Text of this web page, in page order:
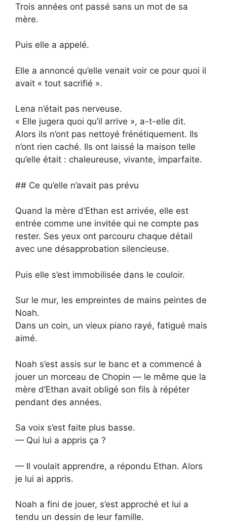
Trois années ont passé sans un mot de sa
mère.
Puis elle a appelé.
Elle a annoncé qu’elle venait voir ce pour quoi il
avait « tout sacrifié ».
Lena n’était pas nerveuse.
« Elle jugera quoi qu’il arrive », a-t-elle dit.
Alors ils n’ont pas nettoyé frénétiquement. Ils
n’ont rien caché. Ils ont laissé la maison telle
qu’elle était : chaleureuse, vivante, imparfaite.
## Ce qu’elle n’avait pas prévu
Quand la mère d’Ethan est arrivée, elle est
entrée comme une invitée qui ne compte pas
rester. Ses yeux ont parcouru chaque détail
avec une désapprobation silencieuse.
Puis elle s’est immobilisée dans le couloir.
Sur le mur, les empreintes de mains peintes de
Noah.
Dans un coin, un vieux piano rayé, fatigué mais
aimé.
Noah s’est assis sur le banc et a commencé à
jouer un morceau de Chopin — le même que la
mère d’Ethan avait obligé son fils à répéter
pendant des années.
Sa voix s’est faite plus basse.
— Qui lui a appris ça ?
— Il voulait apprendre, a répondu Ethan. Alors
je lui ai appris.
Noah a fini de jouer, s’est approché et lui a
tendu un dessin de leur famille.